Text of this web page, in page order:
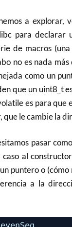
a explorar,
para declarar
de macros
no es nada
como un
que un uint8_t
es para que
que le cambie la
pasar
al
puntero o
a la